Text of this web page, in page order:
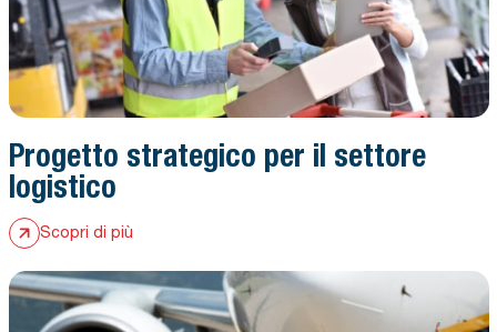
Progetto strategico per il settore
logistico
Scopri di più
Apri case history: Caso studio aeroporto Perugia